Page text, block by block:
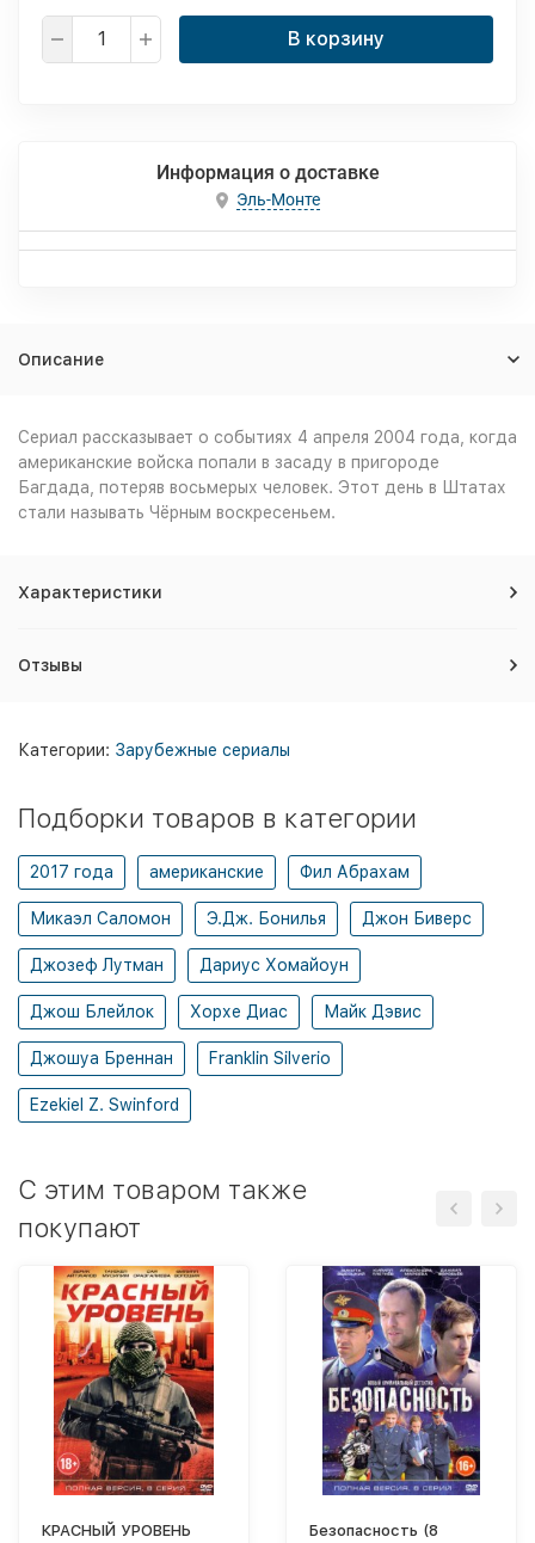
В корзину
Информация о доставке
Эль-Монте
Описание
Сериал рассказывает о событиях 4 апреля 2004 года, когда
американские войска попали в засаду в пригороде
Багдада, потеряв восьмерых человек. Этот день в Штатах
стали называть Чёрным воскресеньем.
Характеристики
Отзывы
Категории: Зарубежные сериалы
Подборки товаров в категории
2017 года американские Фил Абрахам
Микаэл Саломон Э.Дж. Бонилья Джон Биверс
Джозеф Лутман Дариус Хомайоун
Джош Блейлок Хорхе Диас Майк Дэвис
Джошуа Бреннан Franklin Silverio
Ezekiel Z. Swinford
C этим товаром также
покупают
КРАСНЫЙ УРОВЕНЬ
Безопасность (8